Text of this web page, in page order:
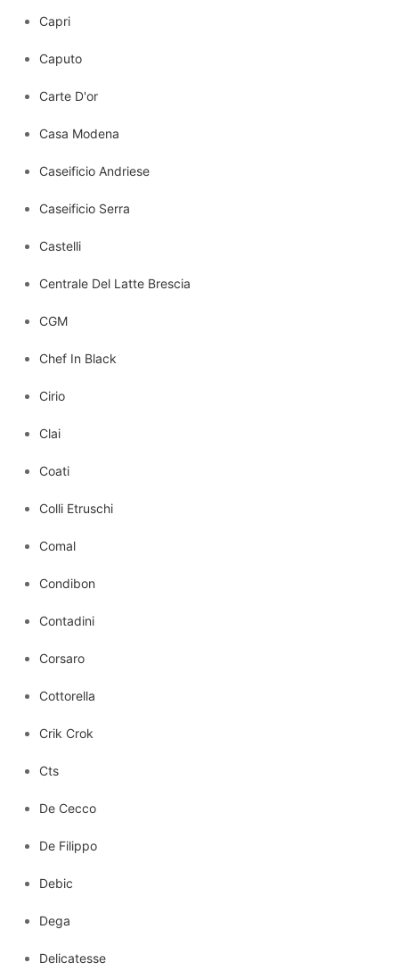
Capri
Caputo
Carte D'or
Casa Modena
Caseificio Andriese
Caseificio Serra
Castelli
Centrale Del Latte Brescia
CGM
Chef In Black
Cirio
Clai
Coati
Colli Etruschi
Comal
Condibon
Contadini
Corsaro
Cottorella
Crik Crok
Cts
De Cecco
De Filippo
Debic
Dega
Delicatesse